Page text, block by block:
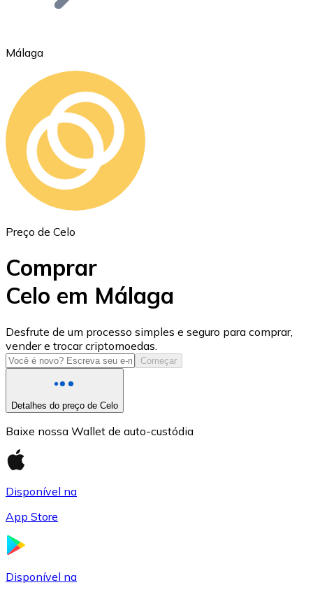
Ethereum
ETH
USD Coin
USDC
Málaga
Preço de Celo
Comprar
Celo em Málaga
Desfrute de um processo simples e seguro para comprar,
vender e trocar criptomoedas.
Começar
Detalhes do preço de Celo
Baixe nossa Wallet de auto-custódia
Disponível na
App Store
Disponível na